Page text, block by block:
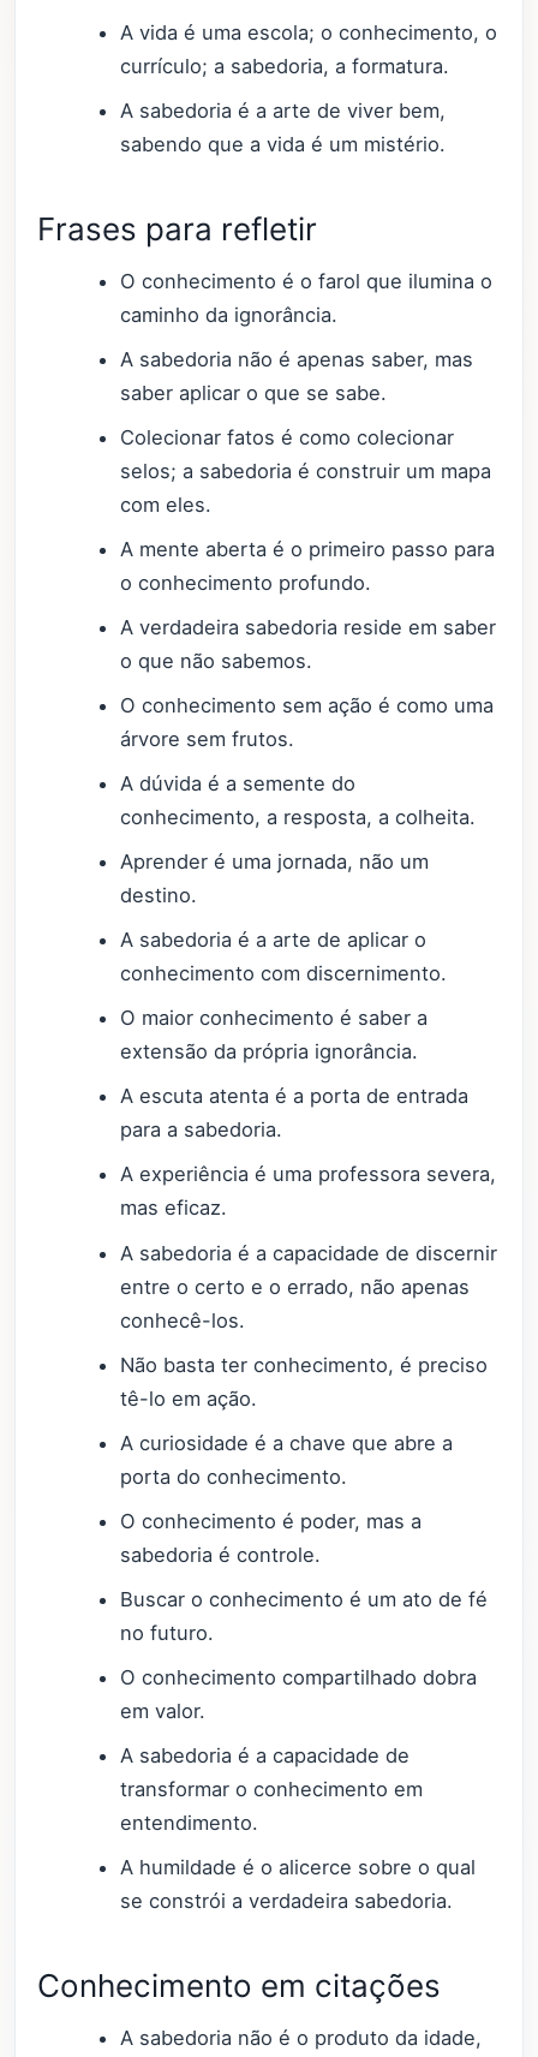
A vida é uma escola; o conhecimento, o
currículo; a sabedoria, a formatura.
A sabedoria é a arte de viver bem,
sabendo que a vida é um mistério.
Frases para refletir
O conhecimento é o farol que ilumina o
caminho da ignorância.
A sabedoria não é apenas saber, mas
saber aplicar o que se sabe.
Colecionar fatos é como colecionar
selos; a sabedoria é construir um mapa
com eles.
A mente aberta é o primeiro passo para
o conhecimento profundo.
A verdadeira sabedoria reside em saber
o que não sabemos.
O conhecimento sem ação é como uma
árvore sem frutos.
A dúvida é a semente do
conhecimento, a resposta, a colheita.
Aprender é uma jornada, não um
destino.
A sabedoria é a arte de aplicar o
conhecimento com discernimento.
O maior conhecimento é saber a
extensão da própria ignorância.
A escuta atenta é a porta de entrada
para a sabedoria.
A experiência é uma professora severa,
mas eficaz.
A sabedoria é a capacidade de discernir
entre o certo e o errado, não apenas
conhecê-los.
Não basta ter conhecimento, é preciso
tê-lo em ação.
A curiosidade é a chave que abre a
porta do conhecimento.
O conhecimento é poder, mas a
sabedoria é controle.
Buscar o conhecimento é um ato de fé
no futuro.
O conhecimento compartilhado dobra
em valor.
A sabedoria é a capacidade de
transformar o conhecimento em
entendimento.
A humildade é o alicerce sobre o qual
se constrói a verdadeira sabedoria.
Conhecimento em citações
A sabedoria não é o produto da idade,